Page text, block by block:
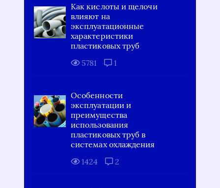
Как кислоты и щелочи
влияют на
эксплуатационные
характеристики
пластиковых труб
5781
1
Особенности
эксплуатации и
преимущества
использования
пластиковых труб в
системах охлаждения
1424
2